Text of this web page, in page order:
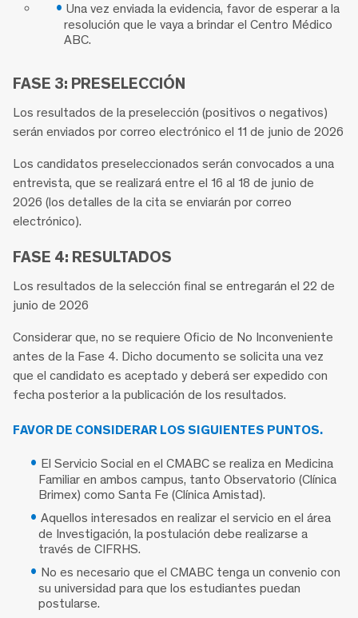
Una vez enviada la evidencia, favor de esperar a la
resolución que le vaya a brindar el Centro Médico
ABC.
FASE 3: PRESELECCIÓN
Los resultados de la preselección (positivos o negativos)
serán enviados por correo electrónico el 11 de junio de 2026
Los candidatos preseleccionados serán convocados a una
entrevista, que se realizará entre el 16 al 18 de junio de
2026 (los detalles de la cita se enviarán por correo
electrónico).
FASE 4: RESULTADOS
Los resultados de la selección final se entregarán el 22 de
junio de 2026
Considerar que, no se requiere Oficio de No Inconveniente
antes de la Fase 4. Dicho documento se solicita una vez
que el candidato es aceptado y deberá ser expedido con
fecha posterior a la publicación de los resultados.
FAVOR DE CONSIDERAR LOS SIGUIENTES PUNTOS.
El Servicio Social en el CMABC se realiza en Medicina
Familiar en ambos campus, tanto Observatorio (Clínica
Brimex) como Santa Fe (Clínica Amistad).
Aquellos interesados en realizar el servicio en el área
de Investigación, la postulación debe realizarse a
través de CIFRHS.
No es necesario que el CMABC tenga un convenio con
su universidad para que los estudiantes puedan
postularse.